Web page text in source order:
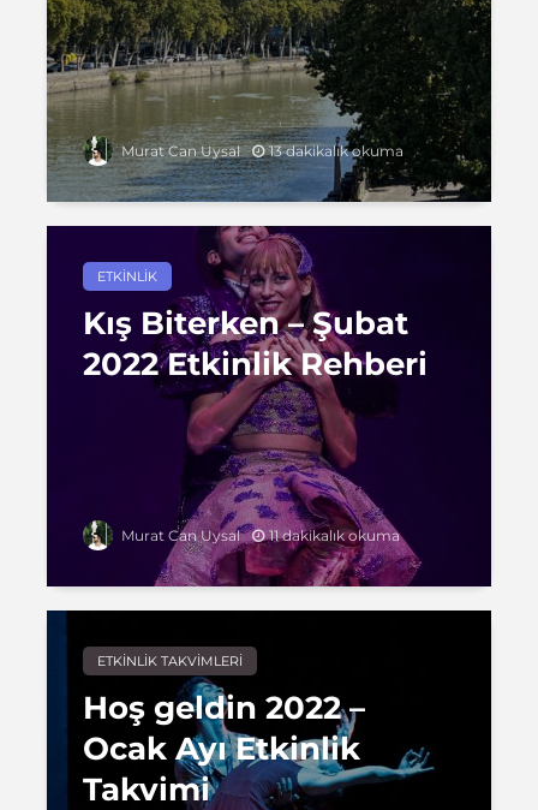
Murat Can Uysal 13 dakikalık okuma
ETKINLIK
Kış Biterken – Şubat
2022 Etkinlik Rehberi
Murat Can Uysal 11 dakikalık okuma
ETKINLIK TAKVIMLERI
Hoş geldin 2022 –
Ocak Ayı Etkinlik
Takvimi